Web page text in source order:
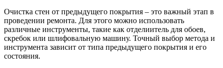
Очистка стен от предыдущего покрытия – это важный этап в
проведении ремонта. Для этого можно использовать
различные инструменты, такие как отделиитель для обоев,
скребок или шлифовальную машину. Точный выбор метода и
инструмента зависит от типа предыдущего покрытия и его
состояния.